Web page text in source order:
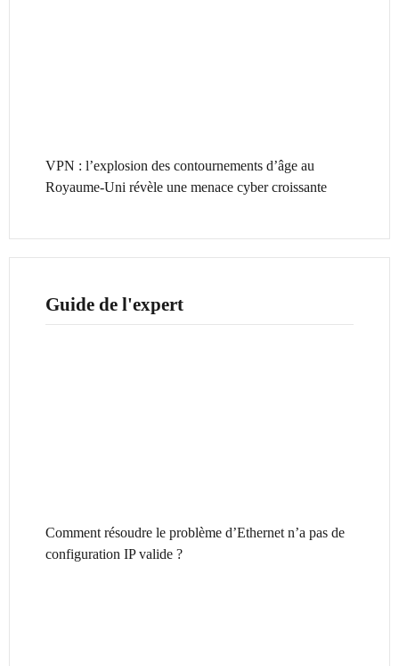
VPN : l’explosion des contournements d’âge au
Royaume-Uni révèle une menace cyber croissante
Guide de l'expert
Comment résoudre le problème d’Ethernet n’a pas de
configuration IP valide ?